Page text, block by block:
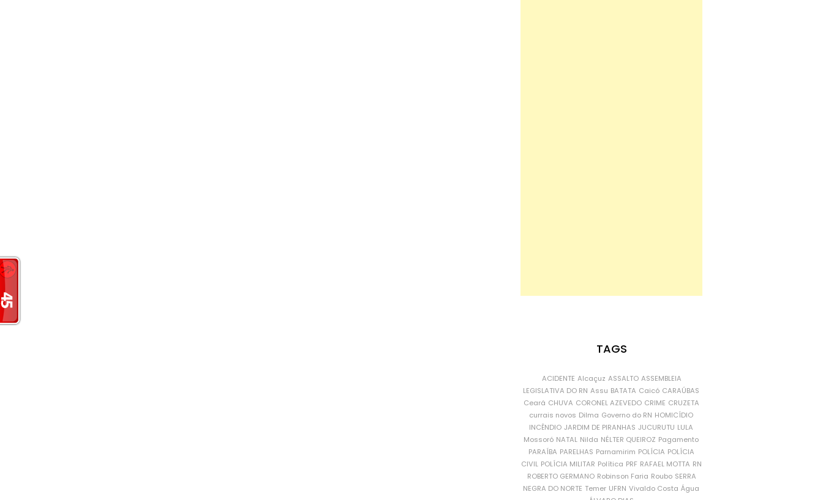
TAGS
ACIDENTE Alcaçuz ASSALTO ASSEMBLEIA
LEGISLATIVA DO RN Assu BATATA Caicó CARAÚBAS
Ceará CHUVA CORONEL AZEVEDO CRIME CRUZETA
currais novos Dilma Governo do RN HOMICÍDIO
INCÊNDIO JARDIM DE PIRANHAS JUCURUTU LULA
Mossoró NATAL Nilda NÉLTER QUEIROZ Pagamento
PARAÍBA PARELHAS Parnamirim POLÍCIA POLÍCIA
CIVIL POLÍCIA MILITAR Política PRF RAFAEL MOTTA RN
ROBERTO GERMANO Robinson Faria Roubo SERRA
NEGRA DO NORTE Temer UFRN Vivaldo Costa Água